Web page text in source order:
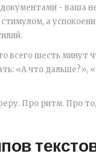
- ваша
а
всего шесть минут
«А что дальше?»,
Про ритм. Про то,